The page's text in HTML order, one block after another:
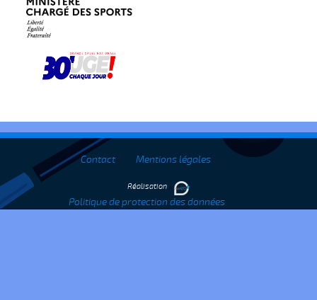
Contact Mentions légales
Politique de protection des données
Réalisation